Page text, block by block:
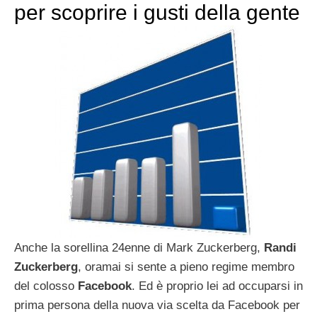
per scoprire i gusti della gente
Anche la sorellina 24enne di Mark Zuckerberg, Randi
Zuckerberg, oramai si sente a pieno regime membro
del colosso Facebook. Ed è proprio lei ad occuparsi in
prima persona della nuova via scelta da Facebook per